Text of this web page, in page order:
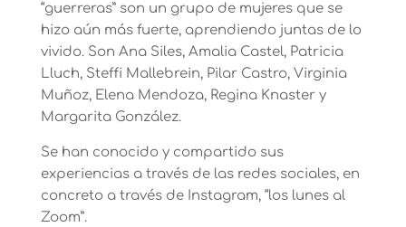
“guerreras” son un grupo de mujeres que se
hizo aún más fuerte, aprendiendo juntas de lo
vivido. Son Ana Siles, Amalia Castel, Patricia
Lluch, Steffi Mallebrein, Pilar Castro, Virginia
Muñoz, Elena Mendoza, Regina Knaster y
Margarita González.
Se han conocido y compartido sus
experiencias a través de las redes sociales, en
concreto a través de Instagram, “los lunes al
Zoom”.